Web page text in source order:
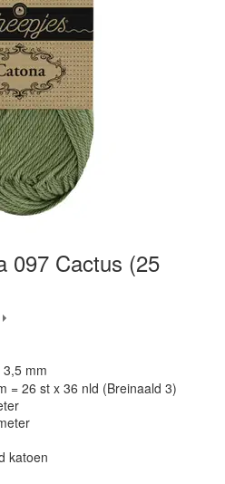
097 Cactus (25
mm
= 26 st x 36 nld (Breinaald 3)
katoen